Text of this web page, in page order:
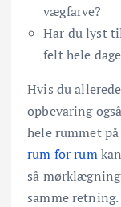
vægfarve?
Har du lyst
felt hele
Hvis du
opbevaring
hele rummet
rum for rum
så
samme retning.